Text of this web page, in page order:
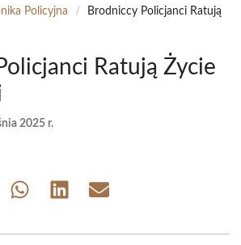
Policyjna /
Brodniccy Policjanci Ratują
Ratują Życie
2025 r.
Share Share Share